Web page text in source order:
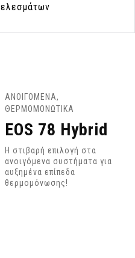
ΑΝΟΙΓΟΜΕΝΑ,
ΘΕΡΜΟΜΟΝΩΤΙΚΑ
EOS 78 Hybrid
Η στιβαρή επιλογή στα
ανοιγόμενα συστήματα για
αυξημένα επίπεδα
θερμομόνωσης!